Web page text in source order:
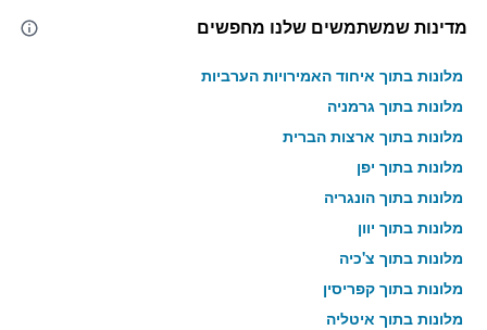
מדינות שמשתמשים שלנו מחפשים
מלונות בתוך איחוד האמירויות הערביות
מלונות בתוך גרמניה
מלונות בתוך ארצות הברית
מלונות בתוך יפן
מלונות בתוך הונגריה
מלונות בתוך יוון
מלונות בתוך צ'כיה
מלונות בתוך קפריסין
מלונות בתוך איטליה